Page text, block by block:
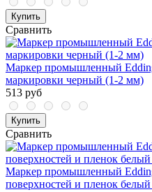
Купить
Сравнить
Маркер промышленный
маркировки черный (1-2 мм)
513 руб
Купить
Сравнить
Маркер промышленный
поверхностей и пленок